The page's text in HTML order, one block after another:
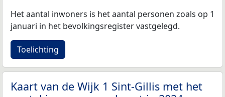
Het aantal inwoners is het aantal personen zoals op 1
januari in het bevolkingsregister vastgelegd.
Toelichting
Kaart van de Wijk 1 Sint-Gillis met het